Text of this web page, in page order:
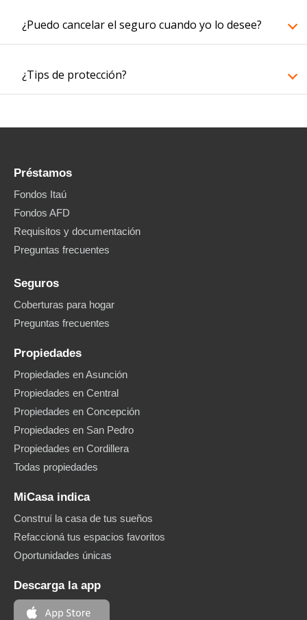
¿Puedo cancelar el seguro cuando yo lo desee?
¿Tips de protección?
Préstamos
Fondos Itaú
Fondos AFD
Requisitos y documentación
Preguntas frecuentes
Seguros
Coberturas para hogar
Preguntas frecuentes
Propiedades
Propiedades en Asunción
Propiedades en Central
Propiedades en Concepción
Propiedades en San Pedro
Propiedades en Cordillera
Todas propiedades
MiCasa indica
Construí la casa de tus sueños
Refaccioná tus espacios favoritos
Oportunidades únicas
Descarga la app